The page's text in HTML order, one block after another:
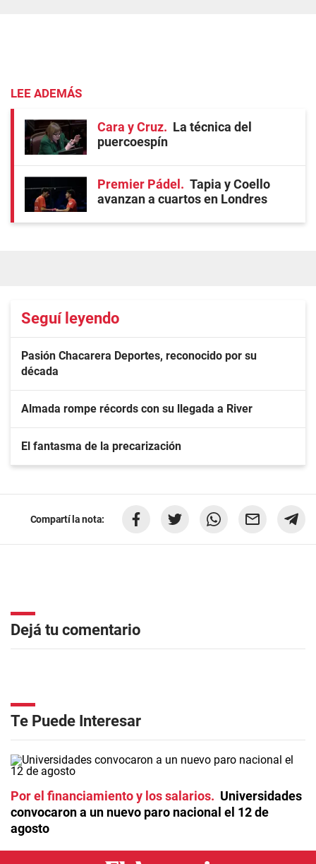
LEE ADEMÁS
Cara y Cruz
La técnica del
puercoespín
Premier Pádel
Tapia y Coello
avanzan a cuartos en Londres
Seguí leyendo
Pasión Chacarera Deportes, reconocido por su
década
Almada rompe récords con su llegada a River
El fantasma de la precarización
Compartí la nota:
Dejá tu comentario
Te Puede Interesar
Por el financiamiento y los salarios
Universidades
convocaron a un nuevo paro nacional el 12 de
agosto